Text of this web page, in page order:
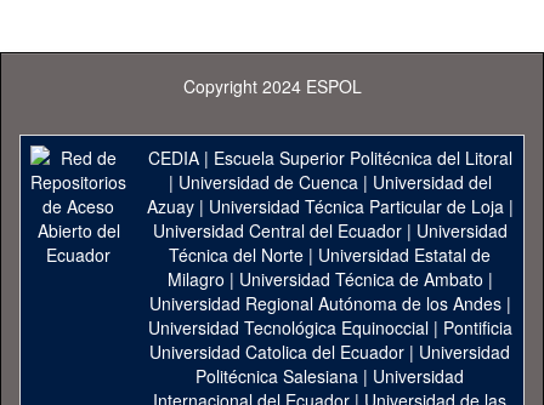
Copyright 2024 ESPOL
CEDIA| Escuela Superior Politécnica del Litoral
| Universidad de Cuenca| Universidad del
Azuay| Universidad Técnica Particular de Loja|
Universidad Central del Ecuador| Universidad
Técnica del Norte | Universidad Estatal de
Milagro | Universidad Técnica de Ambato |
Universidad Regional Autónoma de los Andes|
Universidad Tecnológica Equinoccial| Pontificia
Universidad Catolica del Ecuador | Universidad
Politécnica Salesiana | Universidad
Internacional del Ecuador | Universidad de las